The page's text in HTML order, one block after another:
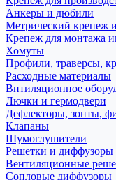
Анкеры и дюбили
Метрический крепеж
Крепеж для монтажа
Хомуты
Профили, траверсы,
Расходные материалы
Внтиляционное
Лючки и гермодвери
Дефлекторы, зонты,
Клапаны
Шумоглушители
Решетки и диффузоры
Вентиляционные
Сопловые диффузоры